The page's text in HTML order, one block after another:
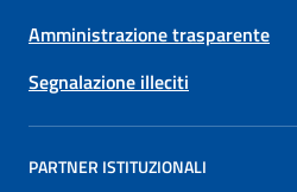
Amministrazione trasparente
Segnalazione illeciti
PARTNER ISTITUZIONALI